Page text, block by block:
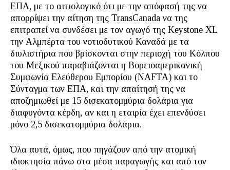
ΕΠΑ, με το αιτιολογικό ότι με την απόφασή της να
απορρίψει την αίτηση της TransCanada να της
επιτραπεί να συνδέσει με τον αγωγό της Keystone XL
την Αλμπέρτα του νοτιοδυτικού Καναδά με τα
διυλιστήρια που βρίσκονται στην περιοχή του Κόλπου
του Μεξικού παραβιάζονται η Βορειοαμερικανική
Συμφωνία Ελεύθερου Εμπορίου (NAFTA) και το
Σύνταγμα των ΕΠΑ, και την απαίτησή της να
αποζημιωθεί με 15 δισεκατομμύρια δολάρια για
διαφυγόντα κέρδη, αν και η εταιρία έχει επενδύσει
μόνο 2,5 δισεκατομμύρια δολάρια.
Όλα αυτά, όμως, που πηγάζουν από την ατομική
ιδιοκτησία πάνω στα μέσα παραγωγής και από τον